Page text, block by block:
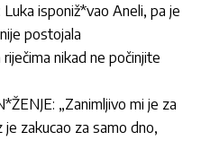
Luka isponiž*vao Aneli, pa je
postojala
nikad ne počinjite
„Zanimljivo mi je za
zakucao za samo dno,